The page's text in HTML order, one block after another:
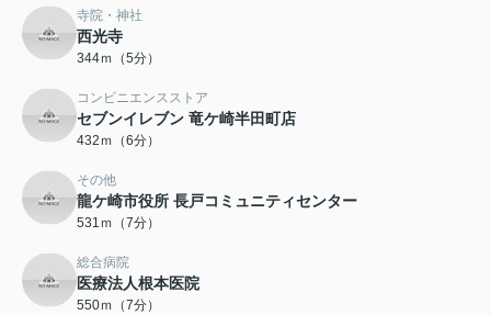
寺院・神社
西光寺
344ｍ（5分）
コンビニエンスストア
セブンイレブン 竜ケ崎半田町店
432ｍ（6分）
その他
龍ケ崎市役所 長戸コミュニティセンター
531ｍ（7分）
総合病院
医療法人根本医院
550ｍ（7分）